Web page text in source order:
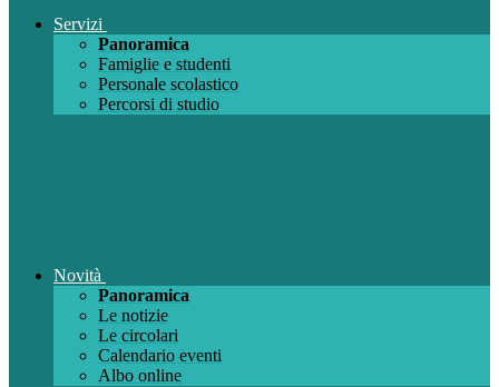
Servizi
Panoramica
Famiglie e studenti
Personale scolastico
Percorsi di studio
Novità
Panoramica
Le notizie
Le circolari
Calendario eventi
Albo online